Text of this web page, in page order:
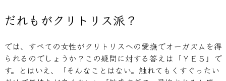
だれもがクリトリス派？
では、すべての女性がクリトリスへの愛撫でオーガズムを得
られるのでしょうか？この疑問に対する答えは「ＹＥＳ」で
す。とはいえ、「そんなことはない。触れてもくすぐったい